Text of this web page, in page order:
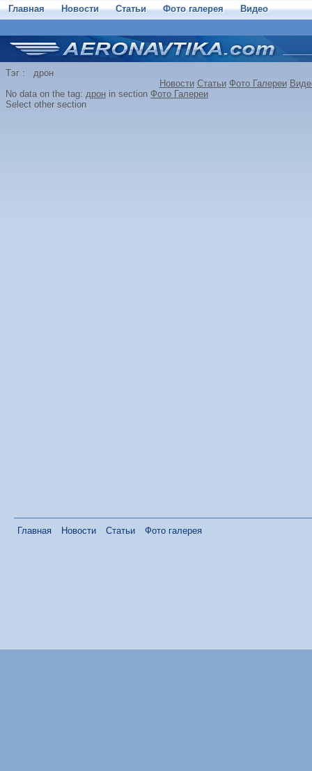
Главная Новости Статьи Фото галерея Видео
Тэг : дрон
Новости Статьи Фото Галереи
No data on the tag: дрон in section Фото Галереи
Select other section
Главная Новости Статьи Фото галерея